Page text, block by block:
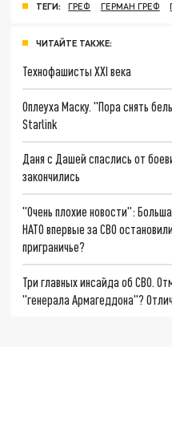
ТЕГИ: ГРЕФ ГЕРМАН ГРЕФ
ЧИТАЙТЕ ТАКЖЕ:
Технофашисты XXI века
Оплеуха Маску. "Пора снять
Starlink
Даня с Дашей спаслись от
закончились
"Очень плохие новости":
НАТО впервые за СВО
приграничье?
Три главных инсайда об СВО.
"генерала Армагеддона"?